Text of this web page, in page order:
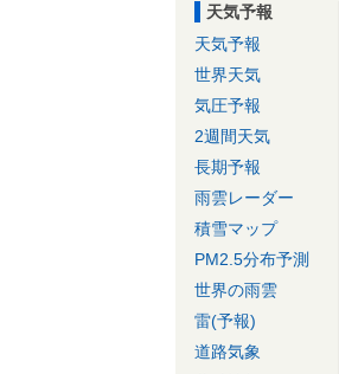
天気予報
天気予報
世界天気
気圧予報
2週間天気
長期予報
雨雲レーダー
積雪マップ
PM2.5分布予測
世界の雨雲
雷(予報)
道路気象